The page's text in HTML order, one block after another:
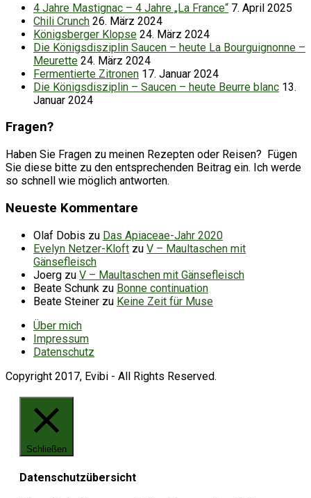
4 Jahre Mastignac – 4 Jahre „La France“ 7. April 2025
Chili Crunch 26. März 2024
Königsberger Klopse 24. März 2024
Die Königsdisziplin Saucen – heute La Bourguignonne –
Meurette 24. März 2024
Fermentierte Zitronen 17. Januar 2024
Die Königsdisziplin – Saucen – heute Beurre blanc 13.
Januar 2024
Fragen?
Haben Sie Fragen zu meinen Rezepten oder Reisen? Fügen
Sie diese bitte zu den entsprechenden Beitrag ein. Ich werde
so schnell wie möglich antworten.
Neueste Kommentare
Olaf Dobis zu Das Apiaceae-Jahr 2020
Evelyn Netzer-Kloft zu V – Maultaschen mit
Gänsefleisch
Joerg zu V – Maultaschen mit Gänsefleisch
Beate Schunk zu Bonne continuation
Beate Steiner zu Keine Zeit für Muse
Über mich
Impressum
Datenschutz
Copyright 2017, Evibi - All Rights Reserved.
Schließen
Datenschutzübersicht